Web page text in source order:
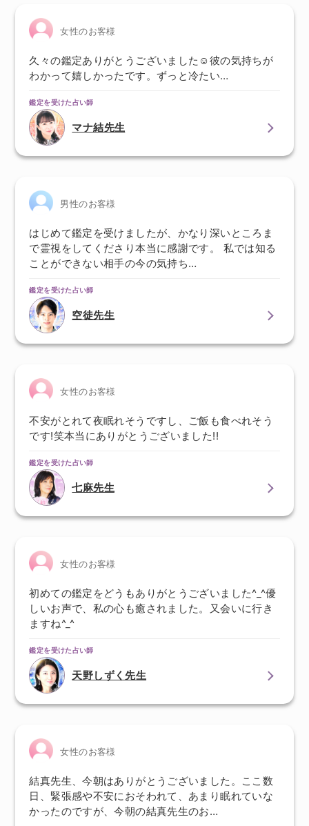
女性のお客様
久々の鑑定ありがとうございました☺️彼の気持ちが
わかって嬉しかったです。ずっと冷たい…
鑑定を受けた占い師
マナ結先生
男性のお客様
はじめて鑑定を受けましたが、かなり深いところま
で霊視をしてくださり本当に感謝です。 私では知る
ことができない相手の今の気持ち…
鑑定を受けた占い師
空徒先生
女性のお客様
不安がとれて夜眠れそうですし、ご飯も食べれそう
です!笑本当にありがとうございました!!
鑑定を受けた占い師
七麻先生
女性のお客様
初めての鑑定をどうもありがとうございました^_^優
しいお声で、私の心も癒されました。又会いに行き
ますね^_^
鑑定を受けた占い師
天野しずく先生
女性のお客様
結真先生、今朝はありがとうございました。ここ数
日、緊張感や不安におそわれて、あまり眠れていな
かったのですが、今朝の結真先生のお…